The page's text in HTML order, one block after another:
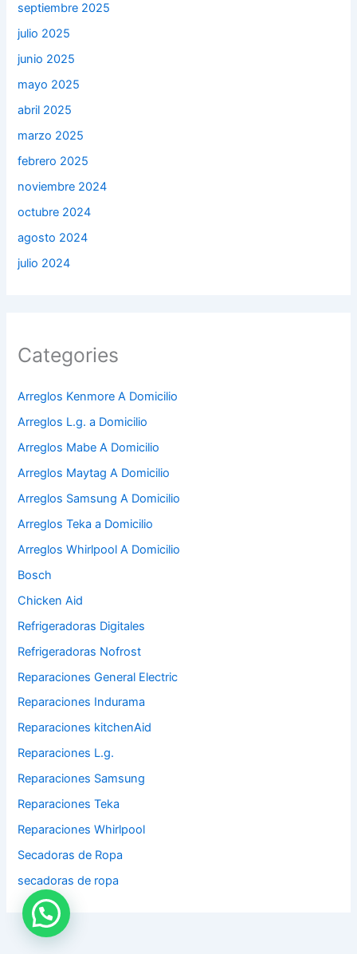
septiembre 2025
julio 2025
junio 2025
mayo 2025
abril 2025
marzo 2025
febrero 2025
noviembre 2024
octubre 2024
agosto 2024
julio 2024
Categories
Arreglos Kenmore A Domicilio
Arreglos L.g. a Domicilio
Arreglos Mabe A Domicilio
Arreglos Maytag A Domicilio
Arreglos Samsung A Domicilio
Arreglos Teka a Domicilio
Arreglos Whirlpool A Domicilio
Bosch
Chicken Aid
Refrigeradoras Digitales
Refrigeradoras Nofrost
Reparaciones General Electric
Reparaciones Indurama
Reparaciones kitchenAid
Reparaciones L.g.
Reparaciones Samsung
Reparaciones Teka
Reparaciones Whirlpool
Secadoras de Ropa
secadoras de ropa